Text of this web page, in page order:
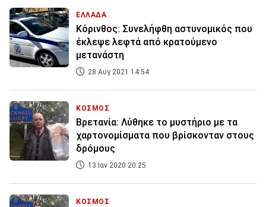
ΕΛΛΑΔΑ
Κόρινθος: Συνελήφθη αστυνομικός που
έκλεψε λεφτά από κρατούμενο
μετανάστη
28 Αυγ 2021 14:54
ΚΟΣΜΟΣ
Βρετανία: Λύθηκε το μυστήριο με τα
χαρτονομίσματα που βρίσκονταν στους
δρόμους
13 Ιαν 2020 20:25
ΚΟΣΜΟΣ